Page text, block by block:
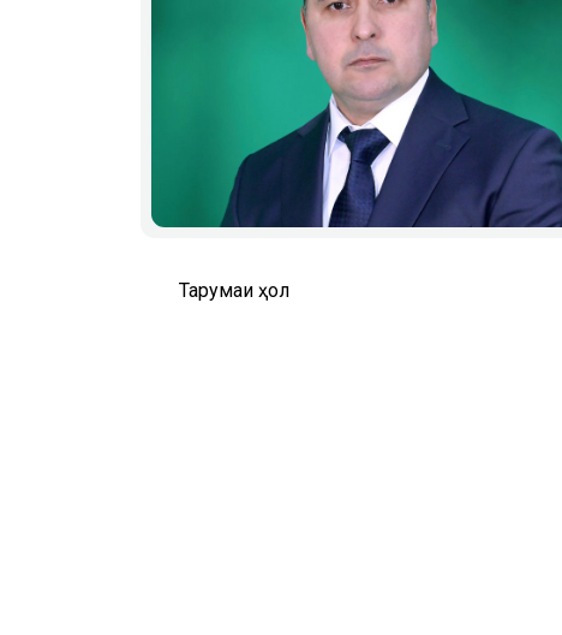
Тарҷумаи ҳол